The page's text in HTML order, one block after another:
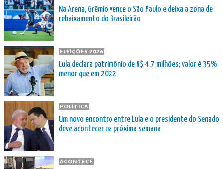
Na Arena, Grêmio vence o São Paulo e deixa a zona de
rebaixamento do Brasileirão
ELEIÇÕES 2026
Lula declara patrimônio de R$ 4,7 milhões; valor é 35%
menor que em 2022
POLÍTICA
Um novo encontro entre Lula e o presidente do Senado
deve acontecer na próxima semana
ACONTECE